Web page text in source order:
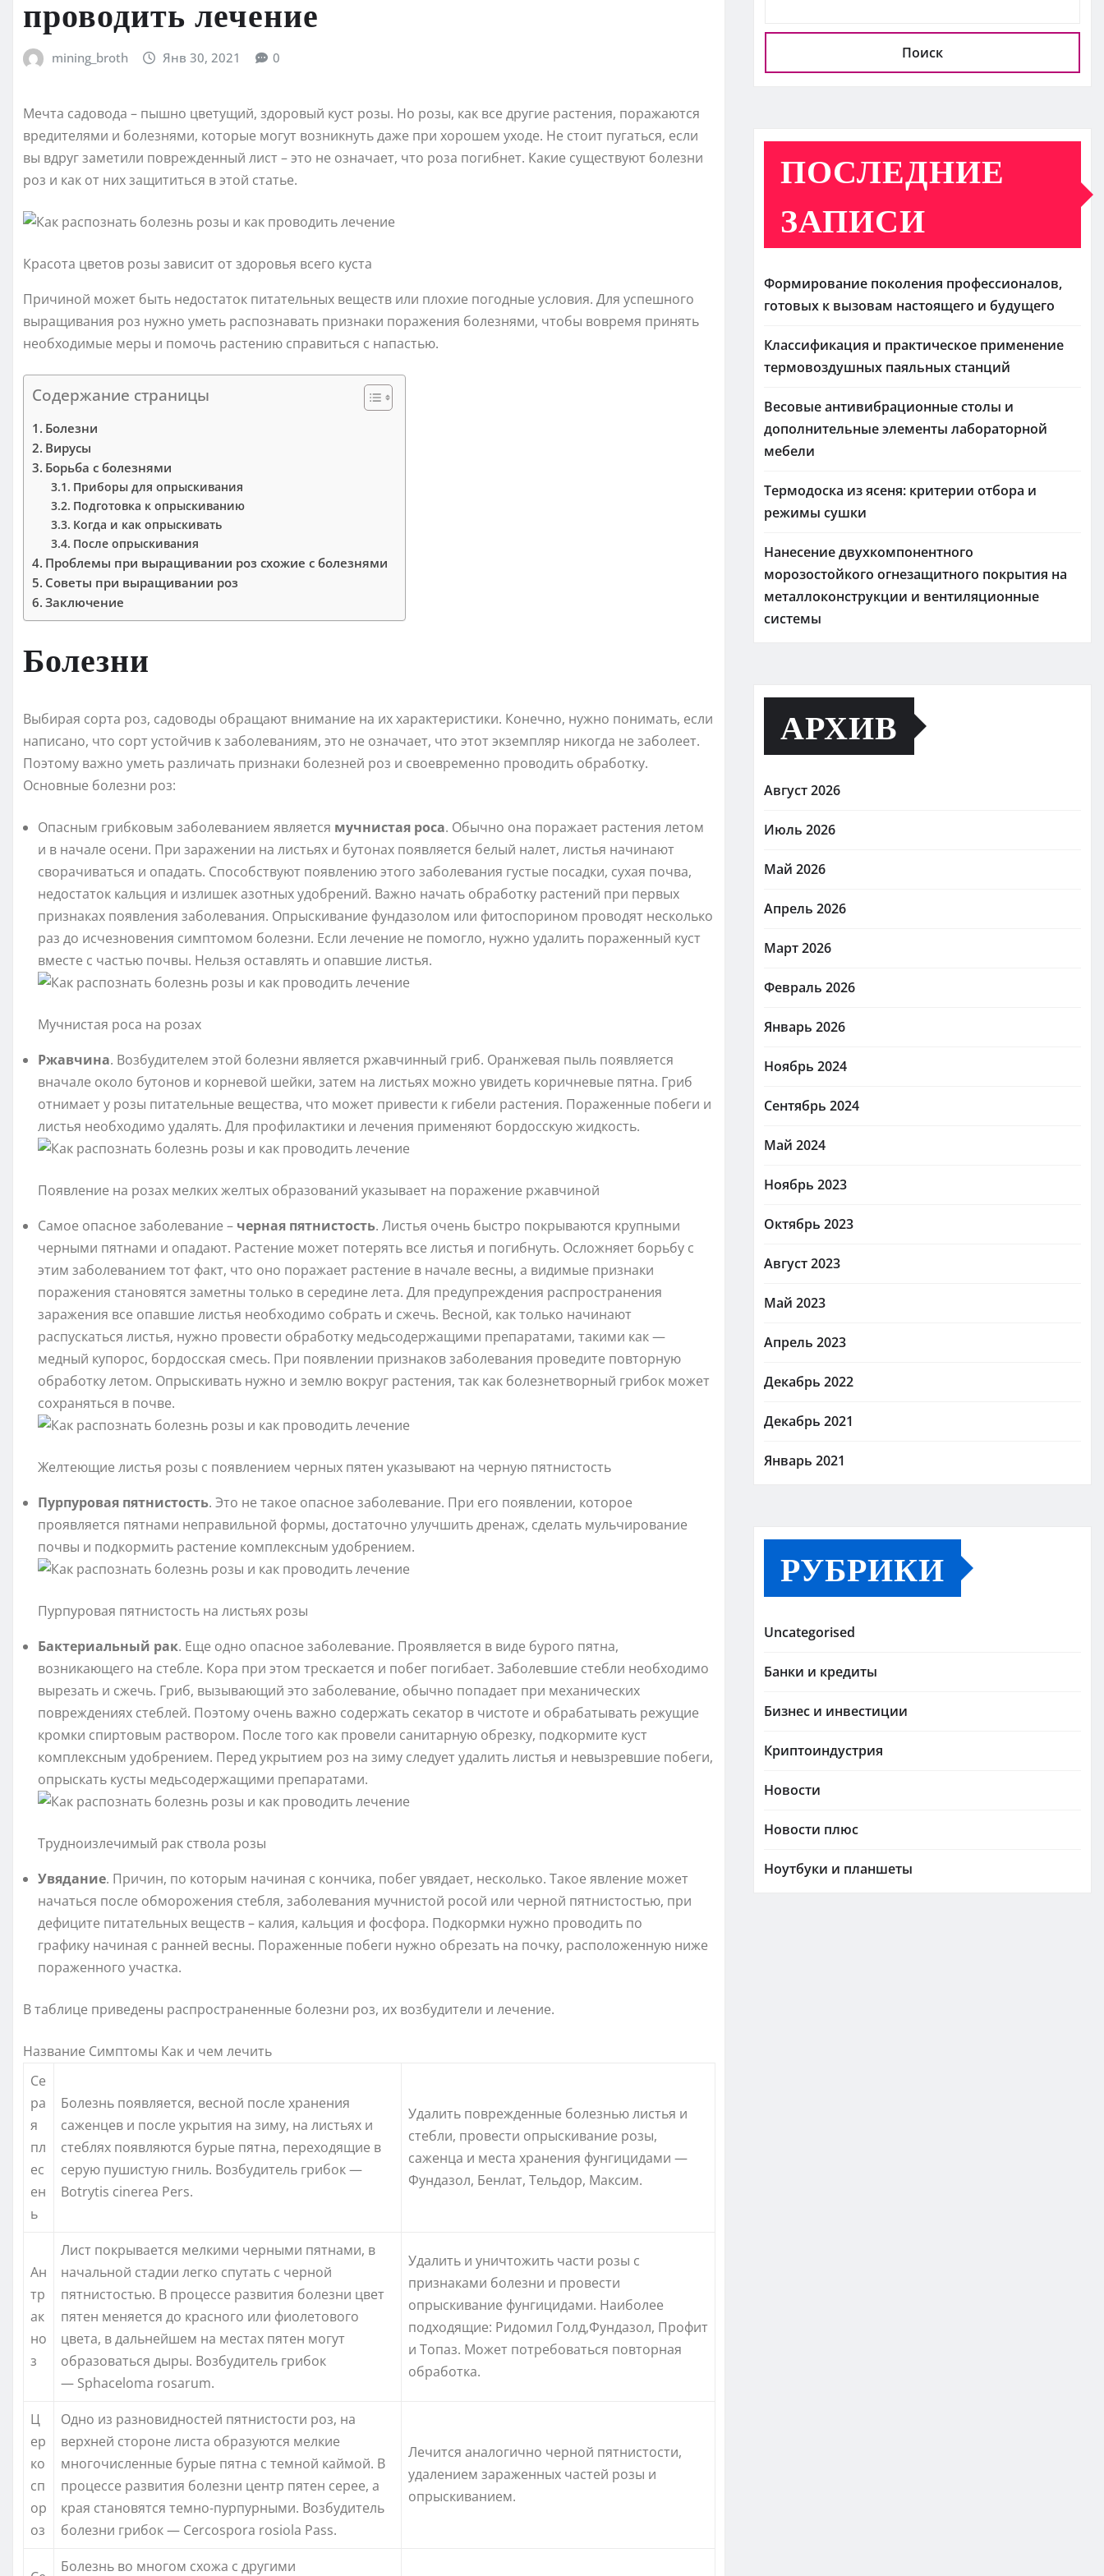
проводить лечение
mining_broth Янв 30, 2021 0
Мечта садовода – пышно цветущий, здоровый куст розы. Но розы, как все другие растения, поражаются
вредителями и болезнями, которые могут возникнуть даже при хорошем уходе. Не стоит пугаться, если
вы вдруг заметили поврежденный лист – это не означает, что роза погибнет. Какие существуют болезни
роз и как от них защититься в этой статье.
Красота цветов розы зависит от здоровья всего куста
Причиной может быть недостаток питательных веществ или плохие погодные условия. Для успешного
выращивания роз нужно уметь распознавать признаки поражения болезнями, чтобы вовремя принять
необходимые меры и помочь растению справиться с напастью.
Содержание страницы
Болезни
Вирусы
Борьба с болезнями
Приборы для опрыскивания
Подготовка к опрыскиванию
Когда и как опрыскивать
После опрыскивания
Проблемы при выращивании роз схожие с болезнями
Советы при выращивании роз
Заключение
Болезни
Выбирая сорта роз, садоводы обращают внимание на их характеристики. Конечно, нужно понимать, если
написано, что сорт устойчив к заболеваниям, это не означает, что этот экземпляр никогда не заболеет.
Поэтому важно уметь различать признаки болезней роз и своевременно проводить обработку.
Основные болезни роз:
Опасным грибковым заболеванием является мучнистая роса. Обычно она поражает растения летом
и в начале осени. При заражении на листьях и бутонах появляется белый налет, листья начинают
сворачиваться и опадать. Способствуют появлению этого заболевания густые посадки, сухая почва,
недостаток кальция и излишек азотных удобрений. Важно начать обработку растений при первых
признаках появления заболевания. Опрыскивание фундазолом или фитоспорином проводят несколько
раз до исчезновения симптомом болезни. Если лечение не помогло, нужно удалить пораженный куст
вместе с частью почвы. Нельзя оставлять и опавшие листья.
Мучнистая роса на розах
Ржавчина. Возбудителем этой болезни является ржавчинный гриб. Оранжевая пыль появляется
вначале около бутонов и корневой шейки, затем на листьях можно увидеть коричневые пятна. Гриб
отнимает у розы питательные вещества, что может привести к гибели растения. Пораженные побеги и
листья необходимо удалять. Для профилактики и лечения применяют бордосскую жидкость.
Появление на розах мелких желтых образований указывает на поражение ржавчиной
Самое опасное заболевание – черная пятнистость. Листья очень быстро покрываются крупными
черными пятнами и опадают. Растение может потерять все листья и погибнуть. Осложняет борьбу с
этим заболеванием тот факт, что оно поражает растение в начале весны, а видимые признаки
поражения становятся заметны только в середине лета. Для предупреждения распространения
заражения все опавшие листья необходимо собрать и сжечь. Весной, как только начинают
распускаться листья, нужно провести обработку медьсодержащими препаратами, такими как —
медный купорос, бордосская смесь. При появлении признаков заболевания проведите повторную
обработку летом. Опрыскивать нужно и землю вокруг растения, так как болезнетворный грибок может
сохраняться в почве.
Желтеющие листья розы с появлением черных пятен указывают на черную пятнистость
Пурпуровая пятнистость. Это не такое опасное заболевание. При его появлении, которое
проявляется пятнами неправильной формы, достаточно улучшить дренаж, сделать мульчирование
почвы и подкормить растение комплексным удобрением.
Пурпуровая пятнистость на листьях розы
Бактериальный рак. Еще одно опасное заболевание. Проявляется в виде бурого пятна,
возникающего на стебле. Кора при этом трескается и побег погибает. Заболевшие стебли необходимо
вырезать и сжечь. Гриб, вызывающий это заболевание, обычно попадает при механических
повреждениях стеблей. Поэтому очень важно содержать секатор в чистоте и обрабатывать режущие
кромки спиртовым раствором. После того как провели санитарную обрезку, подкормите куст
комплексным удобрением. Перед укрытием роз на зиму следует удалить листья и невызревшие побеги,
опрыскать кусты медьсодержащими препаратами.
Трудноизлечимый рак ствола розы
Увядание. Причин, по которым начиная с кончика, побег увядает, несколько. Такое явление может
начаться после обморожения стебля, заболевания мучнистой росой или черной пятнистостью, при
дефиците питательных веществ – калия, кальция и фосфора. Подкормки нужно проводить по
графику начиная с ранней весны. Пораженные побеги нужно обрезать на почку, расположенную ниже
пораженного участка.
В таблице приведены распространенные болезни роз, их возбудители и лечение.
Название Симптомы Как и чем лечить
Се
ра
я
пл
ес
ен
ь
Болезнь появляется, весной после хранения
саженцев и после укрытия на зиму, на листьях и
стеблях появляются бурые пятна, переходящие в
серую пушистую гниль. Возбудитель грибок —
Botrytis cinerea Pers.
Удалить поврежденные болезнью листья и
стебли, провести опрыскивание розы,
саженца и места хранения фунгицидами —
Фундазол, Бенлат, Тельдор, Максим.
Ан
тр
ак
но
з
Лист покрывается мелкими черными пятнами, в
начальной стадии легко спутать с черной
пятнистостью. В процессе развития болезни цвет
пятен меняется до красного или фиолетового
цвета, в дальнейшем на местах пятен могут
образоваться дыры. Возбудитель грибок
— Sphaceloma rosarum.
Удалить и уничтожить части розы с
признаками болезни и провести
опрыскивание фунгицидами. Наиболее
подходящие: Ридомил Голд,Фундазол, Профит
и Топаз. Может потребоваться повторная
обработка.
Ц
ер
ко
сп
ор
оз
Одно из разновидностей пятнистости роз, на
верхней стороне листа образуются мелкие
многочисленные бурые пятна с темной каймой. В
процессе развития болезни центр пятен серее, а
края становятся темно-пурпурными. Возбудитель
болезни грибок — Cercospora rosiola Pass.
Лечится аналогично черной пятнистости,
удалением зараженных частей розы и
опрыскиванием.
Болезнь во многом схожа с другими
Поиск
ПОСЛЕДНИЕ
ЗАПИСИ
Формирование поколения профессионалов,
готовых к вызовам настоящего и будущего
Классификация и практическое применение
термовоздушных паяльных станций
Весовые антивибрационные столы и
дополнительные элементы лабораторной
мебели
Термодоска из ясеня: критерии отбора и
режимы сушки
Нанесение двухкомпонентного
морозостойкого огнезащитного покрытия на
металлоконструкции и вентиляционные
системы
АРХИВ
Август 2026
Июль 2026
Май 2026
Апрель 2026
Март 2026
Февраль 2026
Январь 2026
Ноябрь 2024
Сентябрь 2024
Май 2024
Ноябрь 2023
Октябрь 2023
Август 2023
Май 2023
Апрель 2023
Декабрь 2022
Декабрь 2021
Январь 2021
РУБРИКИ
Uncategorised
Банки и кредиты
Бизнес и инвестиции
Криптоиндустрия
Новости
Новости плюс
Ноутбуки и планшеты